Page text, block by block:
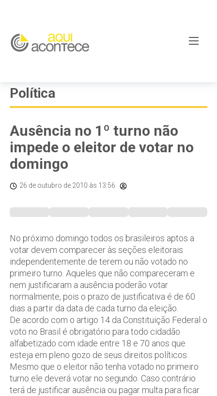
Política
Ausência no 1º turno não
impede o eleitor de votar no
domingo
26 de outubro de 2010 às 13:56
No próximo domingo todos os brasileiros aptos a
votar devem comparecer às seções eleitorais
independentemente de terem ou não votado no
primeiro turno. Aqueles que não compareceram e
nem justificaram a ausência poderão votar
normalmente, pois o prazo de justificativa é de 60
dias a partir da data de cada turno da eleição.
De acordo com o artigo 14 da Constituição Federal o
voto no Brasil é obrigatório para todo cidadão
alfabetizado com idade entre 18 e 70 anos que
esteja em pleno gozo de seus direitos políticos.
Mesmo que o eleitor não tenha votado no primeiro
turno ele deverá votar no segundo. Caso contrário
terá de justificar ausência ou pagar multa para ficar